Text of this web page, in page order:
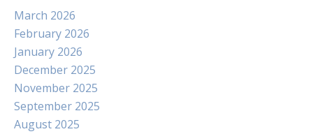
March 2026
February 2026
January 2026
December 2025
November 2025
September 2025
August 2025